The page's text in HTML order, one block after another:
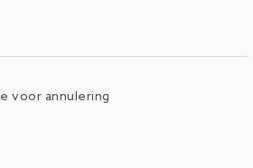
voor annulering